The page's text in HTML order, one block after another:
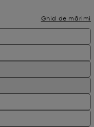
Ghid de mărimi